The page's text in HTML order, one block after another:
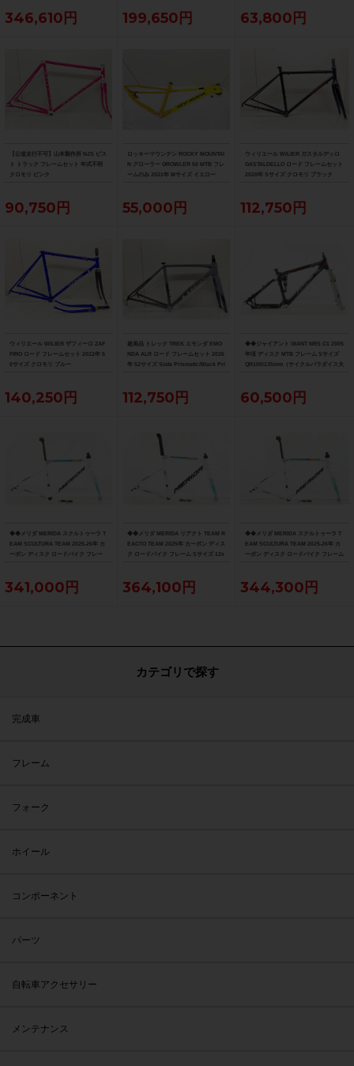
346,610円 199,650円 63,800円
【公道走行不可】山本製作所 NJS ピス
ト トラック フレームセット 年式不明
クロモリ ピンク
90,750円
ロッキーマウンテン ROCKY MOUNTAI
N グローラー GROWLER 50 MTB フレ
ームのみ 2021年 Mサイズ イエロー
55,000円
ウィリエール WILIER ガスタルデッロ
GASTALDELLO ロード フレームセット
2020年 Sサイズ クロモリ ブラック
112,750円
ウィリエール WILIER ザフィーロ ZAF
FIRO ロード フレームセット 2022年 5
0サイズ クロモリ ブルー
140,250円
超美品 トレック TREK エモンダ EMO
NDA ALR ロード フレームセット 2026
年 52サイズ Slate Prismatic/Black Pri
112,750円
◆◆ジャイアント GIANT NRS C1 2005
年頃 ディスク MTB フレーム Sサイズ
QR100/135mm（サイクルパラダイス大
60,500円
◆◆メリダ MERIDA スクルトゥーラ T
EAM SCULTURA TEAM 2025-26年 カ
ーボン ディスク ロードバイク フレー
341,000円
◆◆メリダ MERIDA リアクト TEAM R
EACTO TEAM 2025年 カーボン ディス
ク ロードバイク フレーム Sサイズ 12x
364,100円
◆◆メリダ MERIDA スクルトゥーラ T
EAM SCULTURA TEAM 2025-26年 カ
ーボン ディスク ロードバイク フレーム
344,300円
カテゴリで探す
完成車
フレーム
フォーク
ホイール
コンポーネント
パーツ
自転車アクセサリー
メンテナンス